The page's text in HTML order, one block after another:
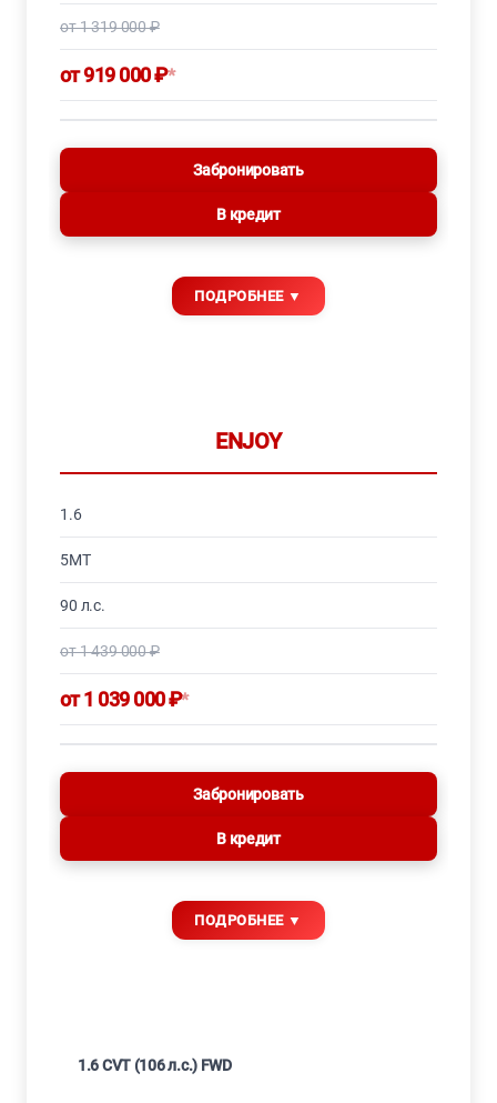
от 1 319 000 ₽
от 919 000 ₽*
Забронировать
В кредит
ENJOY
1.6
5MT
90 л.с.
от 1 439 000 ₽
от 1 039 000 ₽*
Забронировать
В кредит
1.6 CVT (106 л.с.) FWD